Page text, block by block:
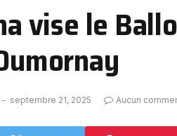
vise le
septembre 21, 2025 Aucun